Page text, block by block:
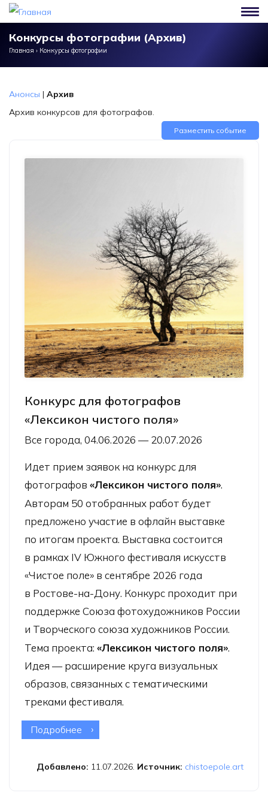
Перейти к основному содержанию
Конкурсы фотографии (Архив)
Главная › Конкурсы фотографии
Анонсы | Архив
Архив конкурсов для фотографов.
Разместить событие
Конкурс для фотографов
«Лексикон чистого поля»
Все города, 04.06.2026 — 20.07.2026
Идет прием заявок на конкурс для
фотографов «Лексикон чистого поля».
Авторам 50 отобранных работ будет
предложено участие в офлайн выставке
по итогам проекта. Выставка состоится
в рамках IV Южного фестиваля искусств
«Чистое поле» в сентябре 2026 года
в Ростове-на-Дону. Конкурс проходит при
поддержке Союза фотохудожников России
и Творческого союза художников России.
Тема проекта: «Лексикон чистого поля».
Идея — расширение круга визуальных
образов, связанных с тематическими
треками фестиваля.
Подробнее о Конкурс для фотографов
Добавлено: 11.07.2026. Источник: chistoepole.art